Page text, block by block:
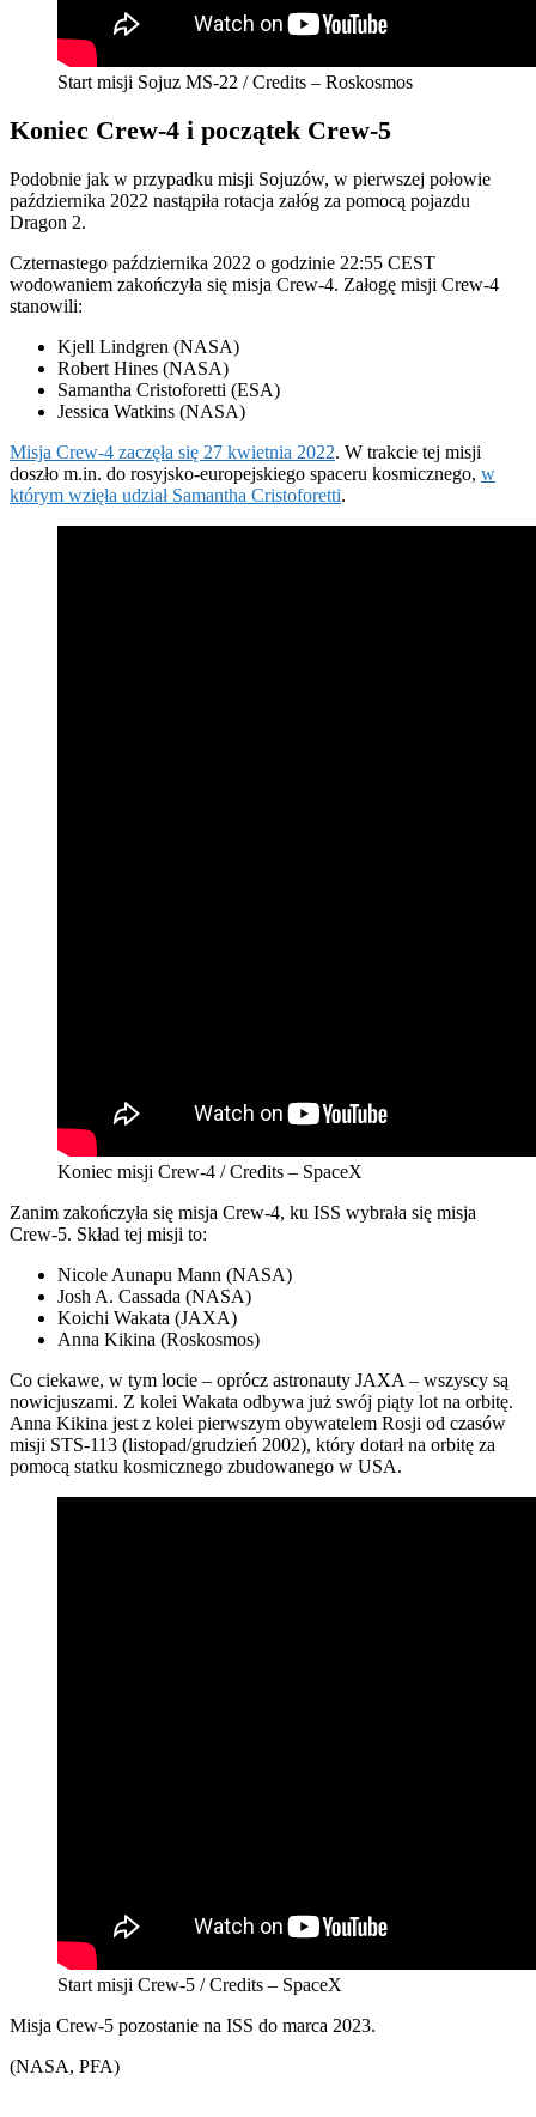
Start misji Sojuz MS-22 / Credits – Roskosmos
Koniec Crew-4 i początek Crew-5
Podobnie jak w przypadku misji Sojuzów, w pierwszej połowie
października 2022 nastąpiła rotacja załóg za pomocą pojazdu
Dragon 2.
Czternastego października 2022 o godzinie 22:55 CEST
wodowaniem zakończyła się misja Crew-4. Załogę misji Crew-4
stanowili:
Kjell Lindgren (NASA)
Robert Hines (NASA)
Samantha Cristoforetti (ESA)
Jessica Watkins (NASA)
Misja Crew-4 zaczęła się 27 kwietnia 2022. W trakcie tej misji
doszło m.in. do rosyjsko-europejskiego spaceru kosmicznego, w
którym wzięła udział Samantha Cristoforetti.
Koniec misji Crew-4 / Credits – SpaceX
Zanim zakończyła się misja Crew-4, ku ISS wybrała się misja
Crew-5. Skład tej misji to:
Nicole Aunapu Mann (NASA)
Josh A. Cassada (NASA)
Koichi Wakata (JAXA)
Anna Kikina (Roskosmos)
Co ciekawe, w tym locie – oprócz astronauty JAXA – wszyscy są
nowicjuszami. Z kolei Wakata odbywa już swój piąty lot na orbitę.
Anna Kikina jest z kolei pierwszym obywatelem Rosji od czasów
misji STS-113 (listopad/grudzień 2002), który dotarł na orbitę za
pomocą statku kosmicznego zbudowanego w USA.
Start misji Crew-5 / Credits – SpaceX
Misja Crew-5 pozostanie na ISS do marca 2023.
(NASA, PFA)